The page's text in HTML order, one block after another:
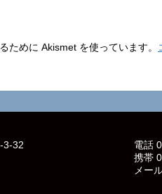
ために Akismet を使っています。
3-32
電話
携帯
メー